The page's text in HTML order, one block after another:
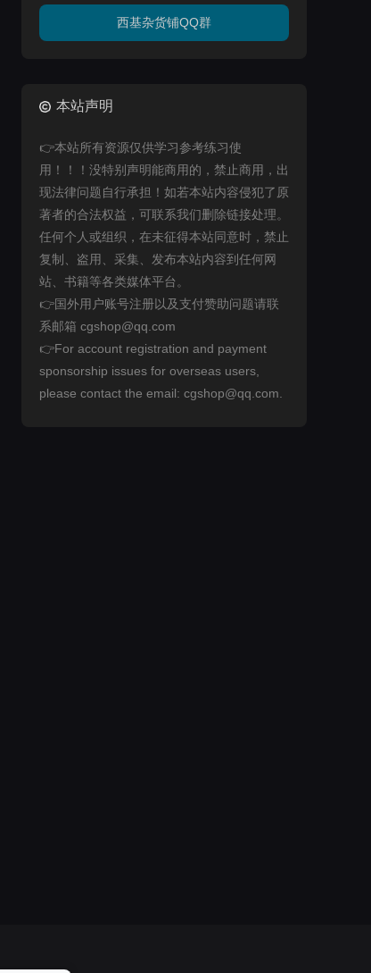
西基杂货铺QQ群
本站声明
👉本站所有资源仅供学习参考练习使
用！！！没特别声明能商用的，禁止商用，出
现法律问题自行承担！如若本站内容侵犯了原
著者的合法权益，可联系我们删除链接处理。
任何个人或组织，在未征得本站同意时，禁止
复制、盗用、采集、发布本站内容到任何网
站、书籍等各类媒体平台。
👉国外用户账号注册以及支付赞助问题请联
系邮箱 cgshop@qq.com
👉For account registration and payment
sponsorship issues for overseas users,
please contact the email: cgshop@qq.com.